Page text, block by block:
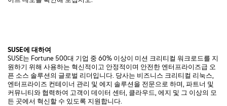
SUSE에 대하여
SUSE는 Fortune 500대 기업 중 60% 이상이 미션 크리티컬 워크로드를 지
원하기 위해 사용하는 혁신적이고 안정적이며 안전한 엔터프라이즈급 오
픈 소스 솔루션의 글로벌 리더입니다. 당사는 비즈니스 크리티컬 리눅스,
엔터프라이즈 컨테이너 관리 및 에지 솔루션을 전문으로 하며, 파트너 및
커뮤니티와 협력하여 고객이 데이터 센터, 클라우드, 에지 및 그 이상의 모
든 곳에서 혁신할 수 있도록 지원합니다.